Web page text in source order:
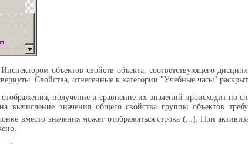
объектов свойств объекта, соответствующего
Свойства, отнесенные к категории "Учебные часы"
получение и сравнение их значений происходит по
вычисление значения общего свойства группы объектов
вместо значения может отображаться строка (...). При